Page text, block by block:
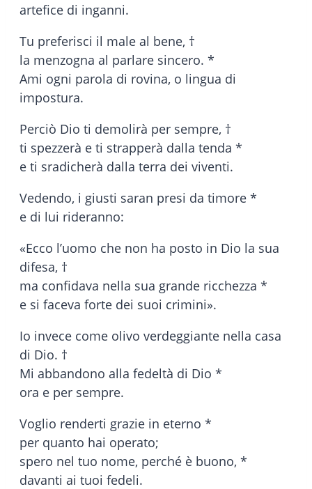
artefice di inganni.
Tu preferisci il male al bene, †
la menzogna al parlare sincero. *
Ami ogni parola di rovina, o lingua di
impostura.
Perciò Dio ti demolirà per sempre, †
ti spezzerà e ti strapperà dalla tenda *
e ti sradicherà dalla terra dei viventi.
Vedendo, i giusti saran presi da timore *
e di lui rideranno:
«Ecco l’uomo che non ha posto in Dio la sua
difesa, †
ma confidava nella sua grande ricchezza *
e si faceva forte dei suoi crimini».
Io invece come olivo verdeggiante nella casa
di Dio. †
Mi abbandono alla fedeltà di Dio *
ora e per sempre.
Voglio renderti grazie in eterno *
per quanto hai operato;
spero nel tuo nome, perché è buono, *
davanti ai tuoi fedeli.